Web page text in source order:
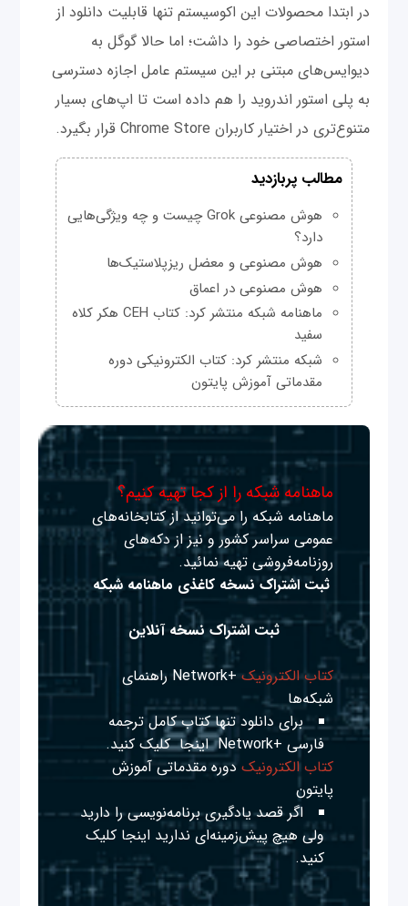
در ابتدا محصولات این اکوسیستم تنها قابلیت دانلود از
استور اختصاصی خود را داشت؛ اما حالا گوگل به
دیوایس‌های مبتنی بر این سیستم عامل اجازه دسترسی
به پلی استور اندروید را هم داده است تا اپ‌های بسیار
متنوع‌تری در اختیار کاربران Chrome Store قرار بگیرد.
مطالب پربازدید
هوش مصنوعی Grok چیست و چه ویژگی‌هایی
دارد؟
هوش مصنوعی و معضل ریزپلاستیک‌ها
هوش مصنوعی در اعماق
ماهنامه شبکه منتشر کرد: کتاب CEH هکر کلاه
سفید
شبکه منتشر کرد: کتاب الکترونیکی دوره
مقدماتی آموزش پایتون
ماهنامه شبکه را از کجا تهیه کنیم؟
ماهنامه شبکه را می‌توانید از کتابخانه‌های
عمومی سراسر کشور و نیز از دکه‌های
روزنامه‌فروشی تهیه نمائید.
ثبت اشتراک نسخه کاغذی ماهنامه شبکه
ثبت اشتراک نسخه آنلاین
کتاب الکترونیک
+Network راهنمای
شبکه‌ها
برای دانلود تنها کتاب کامل ترجمه
فارسی +Network
اینجا کلیک کنید.
کتاب الکترونیک دوره مقدماتی آموزش
پایتون
اگر قصد یادگیری برنامه‌نویسی را دارید
ولی هیچ پیش‌زمینه‌ای نداریداینجا کلیک
کنید.